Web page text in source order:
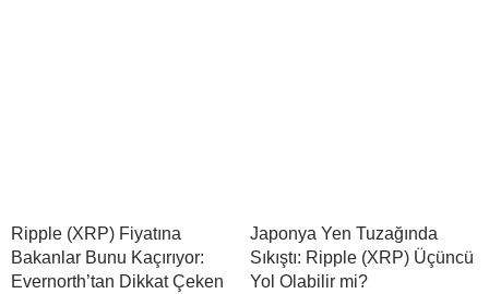
Ripple (XRP) Fiyatına
Bakanlar Bunu Kaçırıyor:
Evernorth’tan Dikkat Çeken
Japonya Yen Tuzağında
Sıkıştı: Ripple (XRP) Üçüncü
Yol Olabilir mi?